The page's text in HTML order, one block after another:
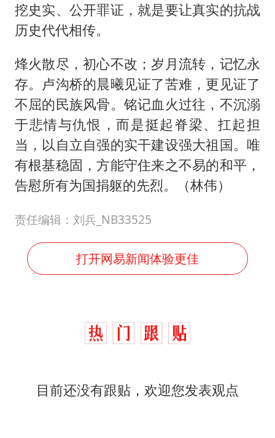
挖史实、公开罪证，就是要让真实的抗战
历史代代相传。
烽火散尽，初心不改；岁月流转，记忆永
存。卢沟桥的晨曦见证了苦难，更见证了
不屈的民族风骨。铭记血火过往，不沉溺
于悲情与仇恨，而是挺起脊梁、扛起担
当，以自立自强的实干建设强大祖国。唯
有根基稳固，方能守住来之不易的和平，
告慰所有为国捐躯的先烈。（林伟）
责任编辑：刘兵_NB33525
打开网易新闻体验更佳
目前还没有跟贴，欢迎您发表观点